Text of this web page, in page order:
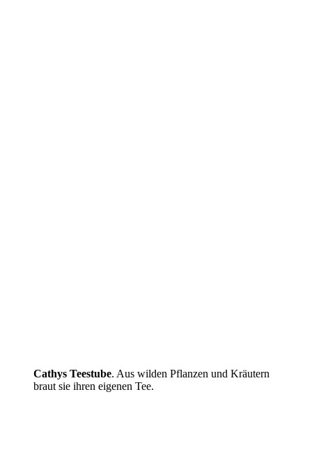
Cathys Teestube. Aus wilden Pflanzen und Kräutern
braut sie ihren eigenen Tee.